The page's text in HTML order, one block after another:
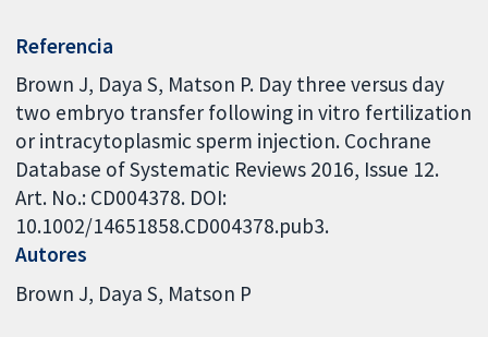
Referencia
Brown J, Daya S, Matson P. Day three versus day
two embryo transfer following in vitro fertilization
or intracytoplasmic sperm injection. Cochrane
Database of Systematic Reviews 2016, Issue 12.
Art. No.: CD004378. DOI:
10.1002/14651858.CD004378.pub3.
Autores
Brown J Daya S Matson P